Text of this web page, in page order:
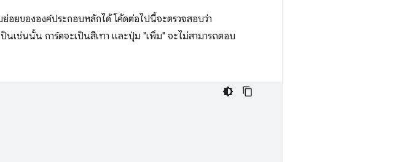
ยขององค์ประกอบหลักได้ โค้ดต่อไปนี้จะตรวจสอบว่า
นเช่นนั้น การ์ดจะเป็นสีเทา และปุ่ม "เพิ่ม" จะไม่สามารถตอบ